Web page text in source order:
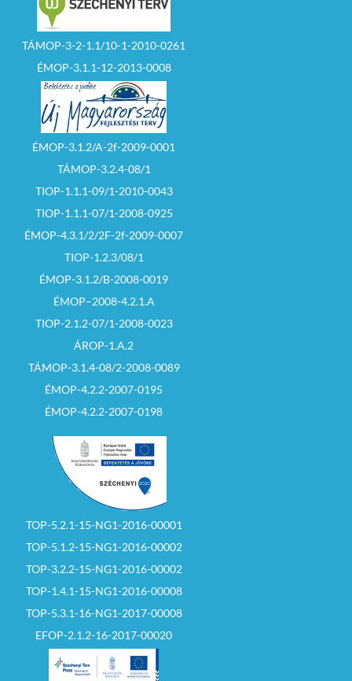
TÁMOP-3-2-1.1/10-1-2010-0261
ÉMOP-3.1.1-12-2013-0008
ÉMOP-3.1.2/A-2f-2009-0001
TÁMOP-3.2.4-08/1
TIOP-1.1.1-09/1-2010-0043
TIOP-1.1.1-07/1-2008-0925
ÉMOP-4.3.1/2/2F-2f-2009-0007
TIOP-1.2.3/08/1
ÉMOP-3.1.2/B-2008-0019
ÉMOP–2008-4.2.1.A
TIOP-2.1.2-07/1-2008-0023
ÁROP-1.A.2
TÁMOP-3.1.4-08/2-2008-0089
ÉMOP-4.2.2-2007-0195
ÉMOP-4.2.2-2007-0198
TOP-5.2.1-15-NG1-2016-00001
TOP-5.1.2-15-NG1-2016-00002
TOP-3.2.2-15-NG1-2016-00002
TOP-1.4.1-15-NG1-2016-00008
TOP-5.3.1-16-NG1-2017-00008
EFOP-2.1.2-16-2017-00020